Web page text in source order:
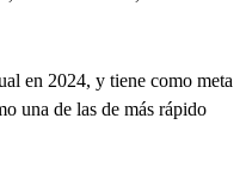
en 2024, y tiene como meta
una de las de más rápido